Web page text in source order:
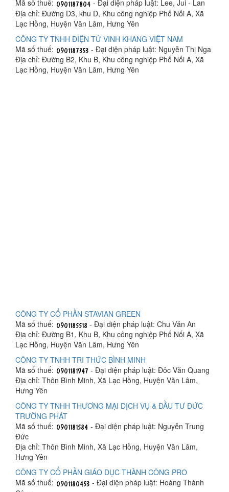
Mã số thuế:
- Đại diện pháp luật: Lee, Jui - Lan
Địa chỉ: Đường D3, khu D, Khu công nghiệp Phố Nối A, Xã
Lạc Hồng, Huyện Văn Lâm, Hưng Yên
CÔNG TY TNHH ĐIỆN TỬ VINH KHANG VIỆT NAM
Mã số thuế:
- Đại diện pháp luật: Nguyễn Thị Nga
Địa chỉ: Đường B2, Khu B, Khu công nghiệp Phố Nối A, Xã
Lạc Hồng, Huyện Văn Lâm, Hưng Yên
CÔNG TY CỔ PHẦN STAVIAN GREEN
Mã số thuế:
- Đại diện pháp luật: Chu Văn An
Địa chỉ: Đường B1, Khu B, Khu công nghiệp Phố Nối A, Xã
Lạc Hồng, Huyện Văn Lâm, Hưng Yên
CÔNG TY TNHH TRI THỨC BÌNH MINH
Mã số thuế:
- Đại diện pháp luật: Đôc Văn Quang
Địa chỉ: Thôn Bình Minh, Xã Lạc Hồng, Huyện Văn Lâm,
Hưng Yên
CÔNG TY TNHH THƯƠNG MẠI DỊCH VỤ & ĐẦU TƯ ĐỨC
TRƯỜNG PHÁT
Mã số thuế:
- Đại diện pháp luật: Nguyễn Trung
Đức
Địa chỉ: Thôn Bình Minh, Xã Lạc Hồng, Huyện Văn Lâm,
Hưng Yên
CÔNG TY CỔ PHẦN GIÁO DỤC THÀNH CÔNG PRO
Mã số thuế:
- Đại diện pháp luật: Hoàng Thành